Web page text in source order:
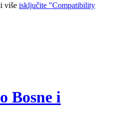
više isključite "Compatibility
Bosne i